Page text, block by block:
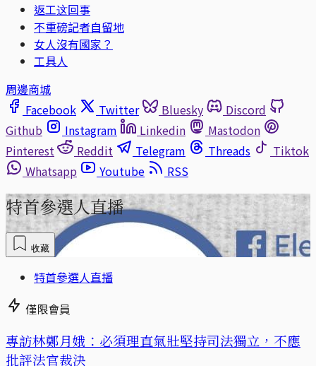
返工这回事
不重磅記者自留地
女人沒有國家？
工具人
周邊商城
Facebook
Twitter Bluesky
Discord
Github
Instagram Linkedin
Mastodon
Pinterest
Reddit Telegram Threads
Tiktok
Whatsapp
Youtube RSS
特首參選人直播
收藏
特首參選人直播
僅限會員
專訪林鄭月娥：必須理直氣壯堅持司法獨立，不應
批評法官裁決